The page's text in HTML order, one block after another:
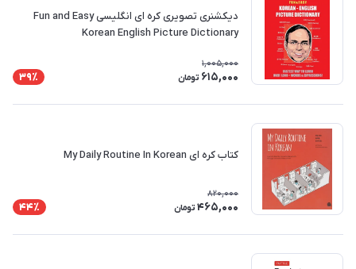
دیکشنری تصویری کره ای انگلیسی Fun and Easy
Korean English Picture Dictionary
1,005,000
615,000 تومان 39٪
کتاب کره ای My Daily Routine In Korean
820,000
465,000 تومان 44٪